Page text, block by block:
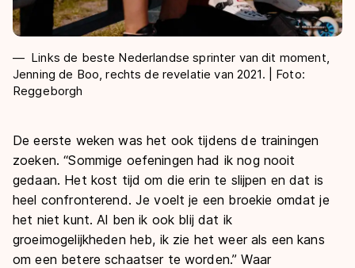
Links de beste Nederlandse sprinter van dit moment,
Jenning de Boo, rechts de revelatie van 2021. | Foto:
Reggeborgh
De eerste weken was het ook tijdens de trainingen
zoeken. “Sommige oefeningen had ik nog nooit
gedaan. Het kost tijd om die erin te slijpen en dat is
heel confronterend. Je voelt je een broekie omdat je
het niet kunt. Al ben ik ook blij dat ik
groeimogelijkheden heb, ik zie het weer als een kans
om een betere schaatser te worden.” Waar